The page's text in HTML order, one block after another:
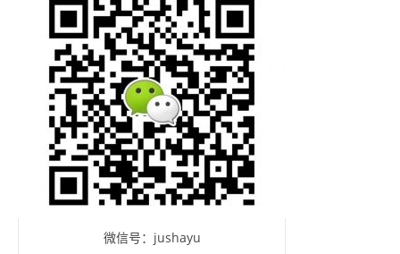
微信号：jushayu